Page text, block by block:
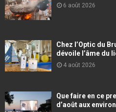
6 août 2026
Chez l’Optic du
dévoile l’âme du
4 août 2026
Que faire en ce
d’août aux